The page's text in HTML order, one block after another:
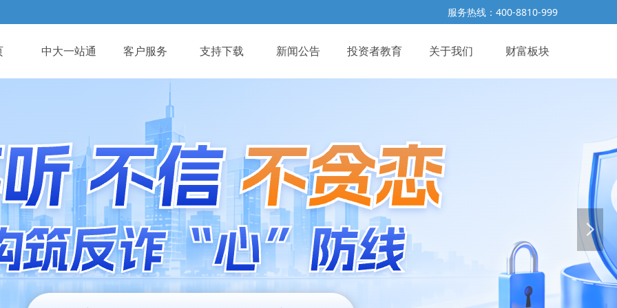
服务热线：400-8810-999
中大一站通 客户服务 支持下载 新闻公告 投资者教育 关于我们 财富板块
넲